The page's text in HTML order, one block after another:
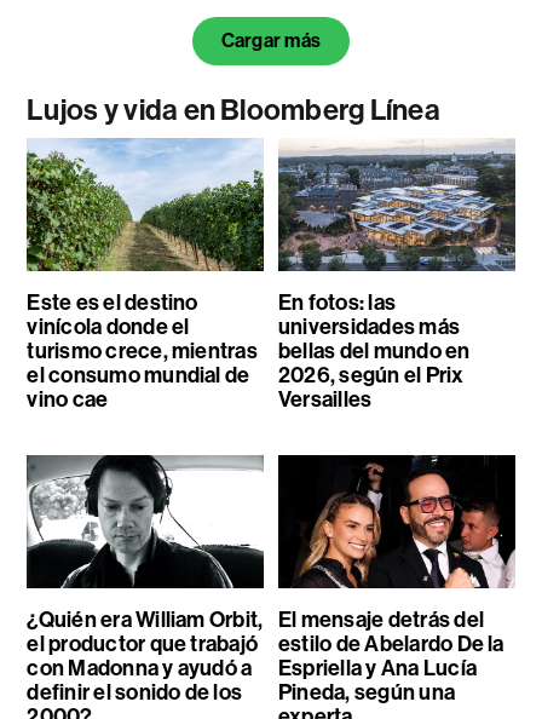
Cargar más
Lujos y vida en Bloomberg Línea
Este es el destino
vinícola donde el
turismo crece, mientras
el consumo mundial de
vino cae
En fotos: las
universidades más
bellas del mundo en
2026, según el Prix
Versailles
¿Quién era William Orbit,
el productor que trabajó
con Madonna y ayudó a
definir el sonido de los
El mensaje detrás del
estilo de Abelardo De la
Espriella y Ana Lucía
Pineda, según una